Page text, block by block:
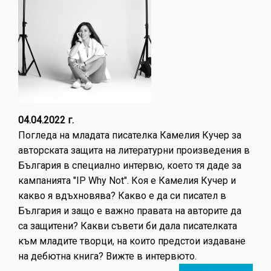
04.04.2022 г.
Погледа на младата писателка Камелия Кучер за
авторската защита на литературни произведения в
България в специално интервю, което тя даде за
кампанията "IP Why Not". Коя е Камелия Кучер и
какво я вдъхновява? Какво е да си писател в
България и защо е важно правата на авторите да
са защитени? Какви съвети би дала писателката
към младите творци, на които предстои издаване
на дебютна книга? Вижте в интервюто.